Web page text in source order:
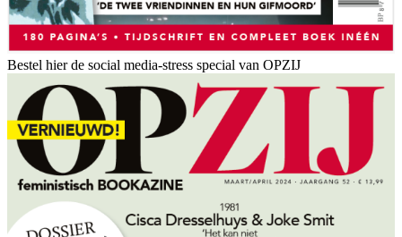
Bestel hier de social media-stress special van OPZIJ